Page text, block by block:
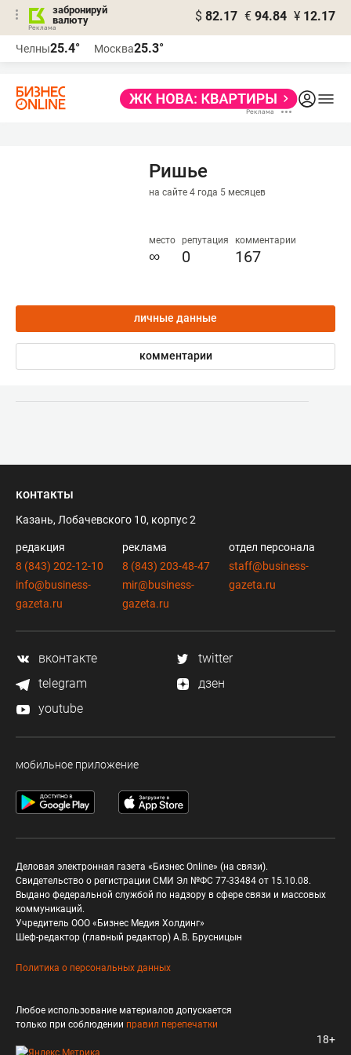
забронируй
валюту
$ 82.17 € 94.84 ¥ 12.17
Челны25.4° Москва25.3°
Ришье
на сайте 4 года 5 месяцев
место
∞
репутация
0
комментарии
167
личные данные
комментарии
контакты
Казань, Лобачевского 10, корпус 2
редакция
8 (843) 202-12-10
info@business-
gazeta.ru
реклама
8 (843) 203-48-47
mir@business-
gazeta.ru
отдел персонала
staff@business-
gazeta.ru
вконтакте
twitter
telegram
дзен
youtube
мобильное приложение
Деловая электронная газета «Бизнес Online» (на связи).
Свидетельство о регистрации СМИ Эл №ФС 77-33484 от 15.10.08.
Выдано федеральной службой по надзору в сфере связи и массовых
коммуникаций.
Учредитель ООО «Бизнес Медия Холдинг»
Шеф-редактор (главный редактор) А.В. Брусницын
Политика о персональных данных
Любое использование материалов допускается
только при соблюдении правил перепечатки
18+